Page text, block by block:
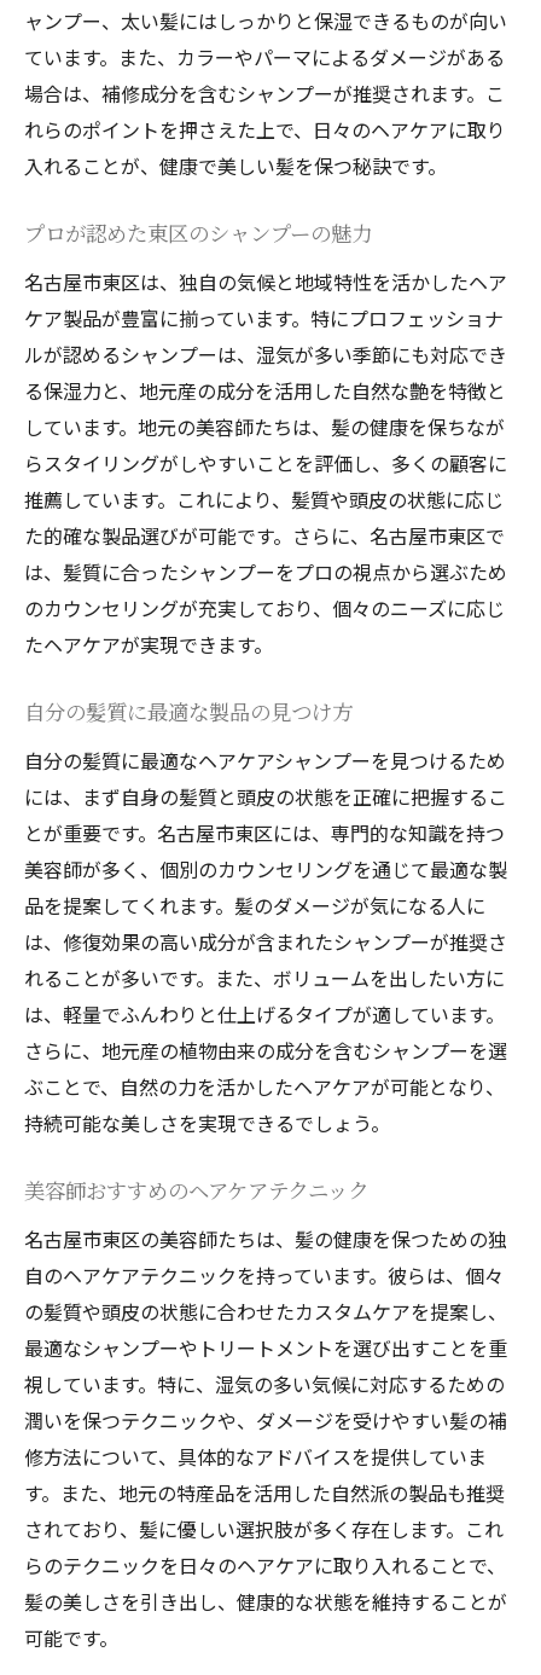
ャンプー、太い髪にはしっかりと保湿できるものが向い
ています。また、カラーやパーマによるダメージがある
場合は、補修成分を含むシャンプーが推奨されます。こ
れらのポイントを押さえた上で、日々のヘアケアに取り
入れることが、健康で美しい髪を保つ秘訣です。
プロが認めた東区のシャンプーの魅力
名古屋市東区は、独自の気候と地域特性を活かしたヘア
ケア製品が豊富に揃っています。特にプロフェッショナ
ルが認めるシャンプーは、湿気が多い季節にも対応でき
る保湿力と、地元産の成分を活用した自然な艶を特徴と
しています。地元の美容師たちは、髪の健康を保ちなが
らスタイリングがしやすいことを評価し、多くの顧客に
推薦しています。これにより、髪質や頭皮の状態に応じ
た的確な製品選びが可能です。さらに、名古屋市東区で
は、髪質に合ったシャンプーをプロの視点から選ぶため
のカウンセリングが充実しており、個々のニーズに応じ
たヘアケアが実現できます。
自分の髪質に最適な製品の見つけ方
自分の髪質に最適なヘアケアシャンプーを見つけるため
には、まず自身の髪質と頭皮の状態を正確に把握するこ
とが重要です。名古屋市東区には、専門的な知識を持つ
美容師が多く、個別のカウンセリングを通じて最適な製
品を提案してくれます。髪のダメージが気になる人に
は、修復効果の高い成分が含まれたシャンプーが推奨さ
れることが多いです。また、ボリュームを出したい方に
は、軽量でふんわりと仕上げるタイプが適しています。
さらに、地元産の植物由来の成分を含むシャンプーを選
ぶことで、自然の力を活かしたヘアケアが可能となり、
持続可能な美しさを実現できるでしょう。
美容師おすすめのヘアケアテクニック
名古屋市東区の美容師たちは、髪の健康を保つための独
自のヘアケアテクニックを持っています。彼らは、個々
の髪質や頭皮の状態に合わせたカスタムケアを提案し、
最適なシャンプーやトリートメントを選び出すことを重
視しています。特に、湿気の多い気候に対応するための
潤いを保つテクニックや、ダメージを受けやすい髪の補
修方法について、具体的なアドバイスを提供していま
す。また、地元の特産品を活用した自然派の製品も推奨
されており、髪に優しい選択肢が多く存在します。これ
らのテクニックを日々のヘアケアに取り入れることで、
髪の美しさを引き出し、健康的な状態を維持することが
可能です。